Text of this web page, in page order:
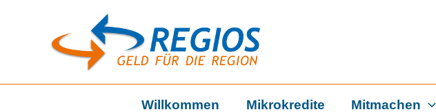
Willkommen Mikrokredite Mitmachen